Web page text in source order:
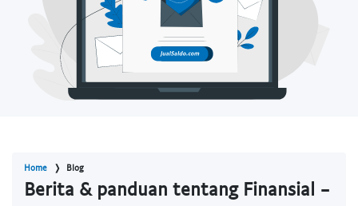
Home Blog
Berita & panduan tentang Finansial -